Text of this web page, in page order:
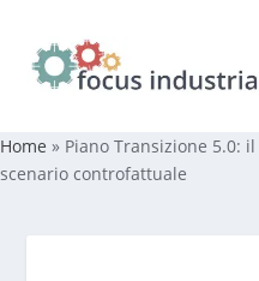
Home » Piano Transizione 5.0:
scenario controfattuale